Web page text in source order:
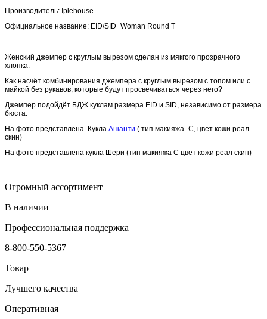
Производитель: Iplehouse
Официальное название: EID/SID_Woman Round T
Женский джемпер с круглым вырезом сделан из мякгого прозрачного
хлопка.
Как насчёт комбинирования джемпера с круглым вырезом с топом или с
майкой без рукавов, которые будут просвечиваться через него?
Джемпер подойдёт БДЖ куклам размера EID и SID, независимо от размера
бюста.
На фото представлена Кукла Ашанти ( тип макияжа -С, цвет кожи реал
скин)
На фото представлена кукла Шери (тип макияжа С цвет кожи реал скин)
Огромный ассортимент
В наличии
Профессиональная поддержка
8-800-550-5367
Товар
Лучшего качества
Оперативная